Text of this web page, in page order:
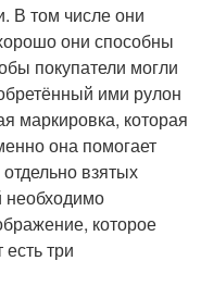
В том числе они
они способны
покупатели могли
ими рулон
маркировка, которая
она помогает
взятых
необходимо
которое
три